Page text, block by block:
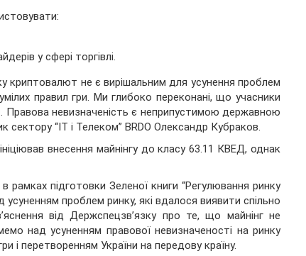
у сфері торгівлі.
криптовалют не є вирішальним для усунення проблем
правил гри. Ми глибоко переконані, що учасники
Правова невизначеність є неприпустимою державною
“ІТ і Телеком” BRDO Олександр Кубраков.
внесення майнінгу до класу 63.11 КВЕД, однак
підготовки Зеленої книги “Регулювання ринку
проблем ринку, які вдалося виявити спільно
від Держспецзв’язку про те, що майнінг не
над усуненням правової невизначеності на ринку
і перетворенням України на передову країну.